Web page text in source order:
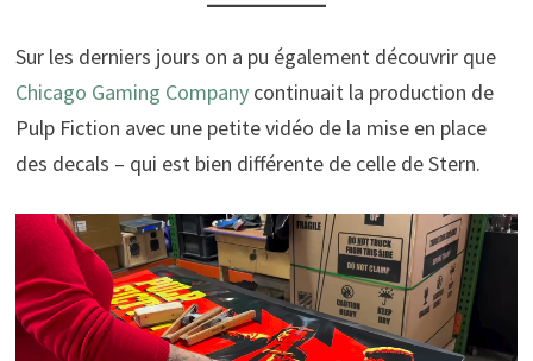
Sur les derniers jours on a pu également découvrir que
Chicago Gaming Companycontinuait la production de
Pulp Fiction avec une petite vidéo de la mise en place
des decals – qui est bien différente de celle de Stern.